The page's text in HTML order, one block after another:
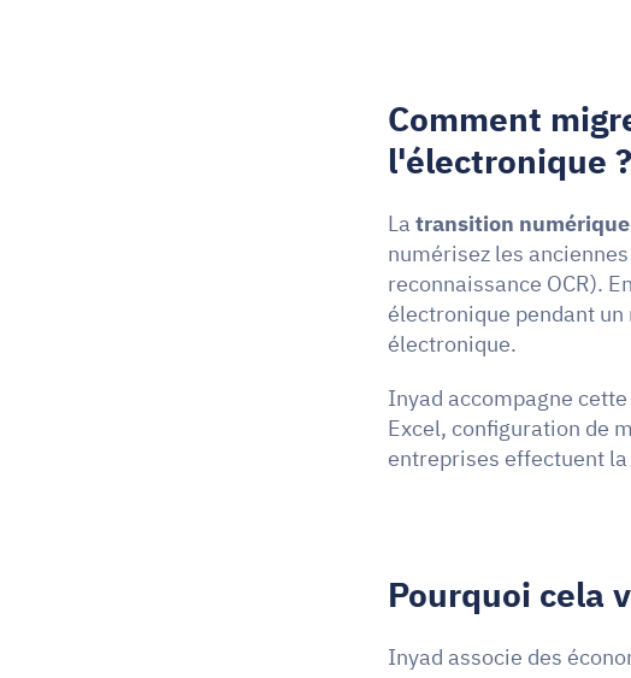
Comment
l'électronique ?
La transition
numérisez les
reconnaissance OCR).
électronique pendant
électronique.
Inyad accompagne cette
Excel, configuration de
entreprises effectuent
Pourquoi cela
Inyad associe des